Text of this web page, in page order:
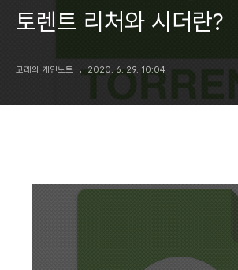
토렌트 리처와 시더란?
고래의 개인노트 2020. 6. 29. 10:04